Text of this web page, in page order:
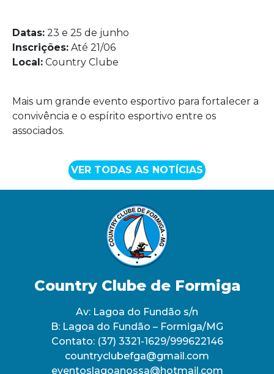
Datas: 23 e 25 de junho
Inscrições: Até 21/06
Local: Country Clube
Mais um grande evento esportivo para fortalecer a
convivência e o espírito esportivo entre os
associados.
VER TODAS AS NOTÍCIAS
Country Clube de Formiga
Av: Lagoa do Fundão s/n
B: Lagoa do Fundão – Formiga/MG
Contato: (37) 3321-1629/999622146
countryclubefga@gmail.com
eventoslagoanossa@hotmail.com